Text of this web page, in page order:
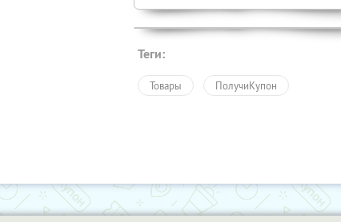
Теги:
Товары ПолучиКупон